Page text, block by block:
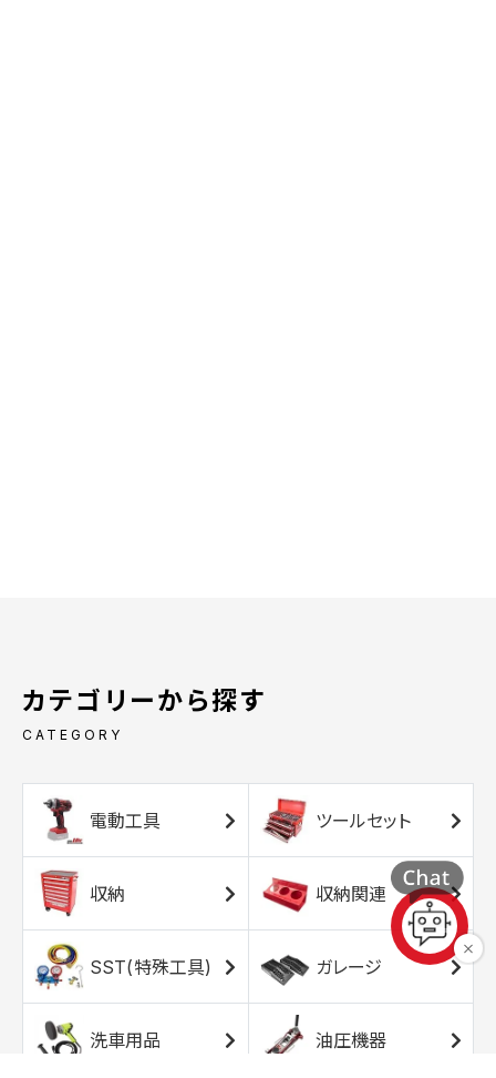
カテゴリーから探す
CATEGORY
電動工具 ツールセット
収納 収納関連
SST(特殊工具) ガレージ
洗車用品 油圧機器